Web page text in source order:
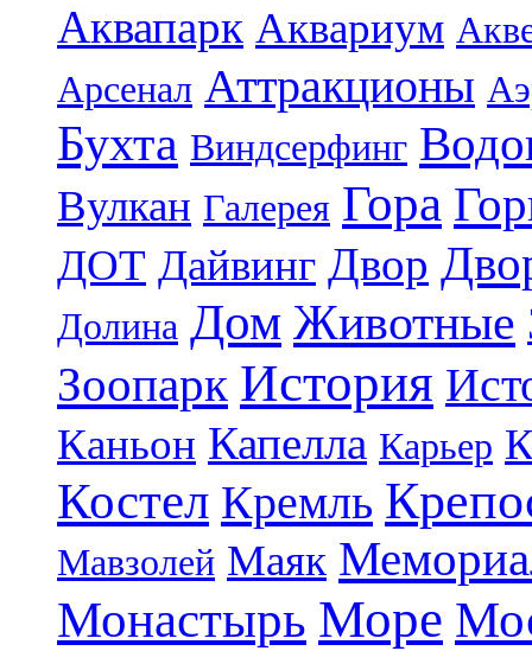
Аквапарк Аквариум
Арсенал Аттракционы
Бухта Виндсерфинг
Вулкан Галерея Гора
ДОТ Дайвинг Двор
Долина Дом Животные
Зоопарк История
Каньон Капелла Карьер
Костел Кремль
Мавзолей Маяк
Монастырь Море